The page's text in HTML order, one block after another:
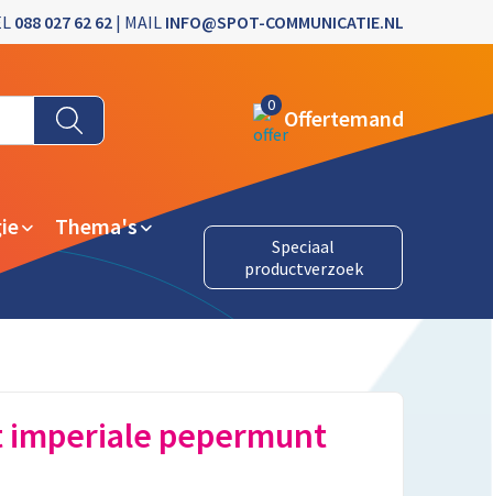
088 027 62 62| MAIL INFO@SPOT-COMMUNICATIE.NL
0 Offertemand
Thema's
Speciaal
productverzoek
pepermunt